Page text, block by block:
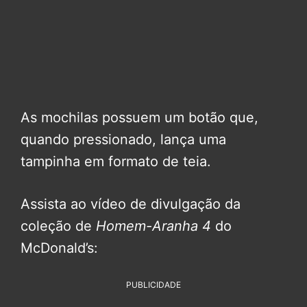
As mochilas possuem um botão que,
quando pressionado, lança uma
tampinha em formato de teia.
Assista ao vídeo de divulgação da
coleção de Homem-Aranha 4 do
McDonald’s:
PUBLICIDADE